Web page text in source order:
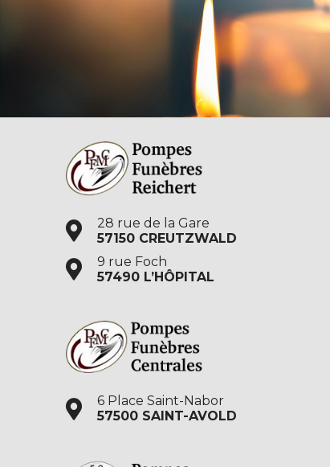
28 rue de la Gare
57150 CREUTZWALD
9 rue Foch
57490 L’HÔPITAL
6 Place Saint-Nabor
57500 SAINT-AVOLD